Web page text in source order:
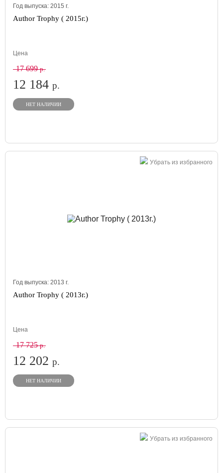
Год выпуска: 2015 г.
Author Trophy ( 2015г.)
Цена
17 699р.
12 184 р.
НЕТ НАЛИЧИИ
Убрать из избранного
Год выпуска: 2013 г.
Author Trophy ( 2013г.)
Цена
17 725р.
12 202 р.
НЕТ НАЛИЧИИ
Убрать из избранного